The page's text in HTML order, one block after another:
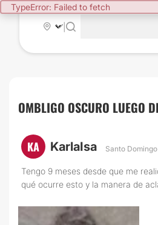
TypeError: Failed to fetch
|
OMBLIGO OSCURO LUEGO
KA KarlaIsa Santo
Tengo 9 meses desde que me
qué ocurre esto y la manera de